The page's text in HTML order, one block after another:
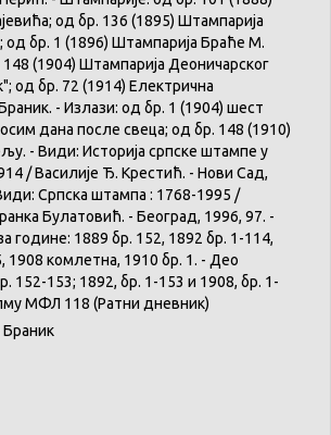
од бр. 136 (1895) Штампарија
бр. 1 (1896) Штампарија Браће М.
(1904) Штампарија Деоничарског
од бр. 72 (1914) Електрична
- Излази: од бр. 1 (1904) шест
дана после свеца; од бр. 148 (1910)
- Види: Историја српске штампе у
/ Василије Ђ. Крестић. - Нови Сад,
Српска штампа : 1768-1995 /
Булатовић. - Београд, 1996, 97. -
године: 1889 бр. 152, 1892 бр. 1-114,
1908 комлетна, 1910 бр. 1. - Део
152-153; 1892, бр. 1-153 и 1908, бр. 1-
МФЛ 118 (Ратни дневник)
Браник